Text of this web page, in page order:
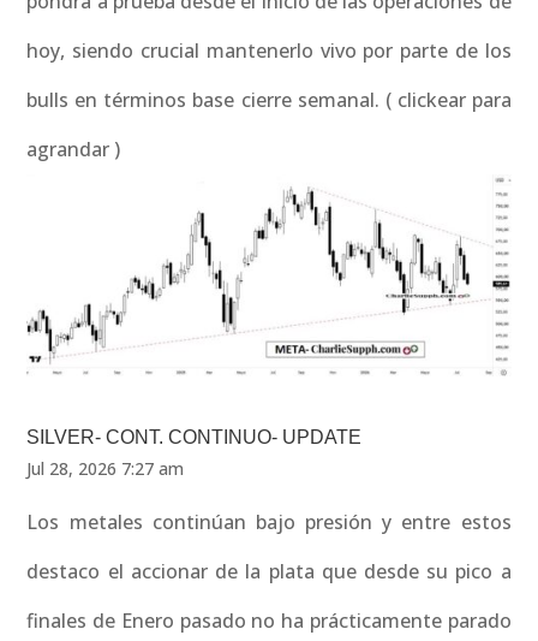
hoy, siendo crucial mantenerlo vivo por parte de los
bulls en términos base cierre semanal. ( clickear para
agrandar )
SILVER- CONT. CONTINUO- UPDATE
Jul 28, 2026 7:27 am
Los metales continúan bajo presión y entre estos
destaco el accionar de la plata que desde su pico a
finales de Enero pasado no ha prácticamente parado